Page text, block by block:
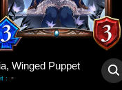
Winged Puppet
: -